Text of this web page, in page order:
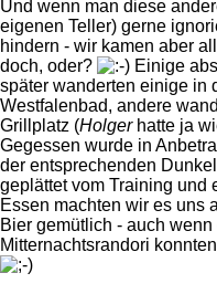
Und wenn man diese
eigenen Teller) gerne
hindern - wir kamen aber
doch, oder?
Einige
später wanderten einige in
Westfalenbad, andere
Grillplatz (Holgerhatte ja
Gegessen wurde in
der entsprechenden
geplättet vom Training und
Essen machten wir es uns
Bier gemütlich - auch
Mitternachtsrandori